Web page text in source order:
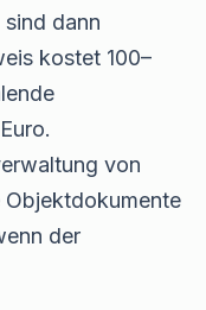
dann
kostet 100–
von
Objektdokumente
der